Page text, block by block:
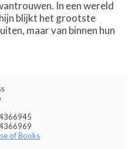
In een wereld
blijkt het grootste
maar van binnen hun
of Books